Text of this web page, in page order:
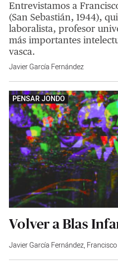
Entrevistamos a
(San Sebastián, 1944),
laboralista, profesor
más importantes
vasca.
Javier García Fernández
PENSAR JONDO
Volver a Blas
Javier García Fernández,